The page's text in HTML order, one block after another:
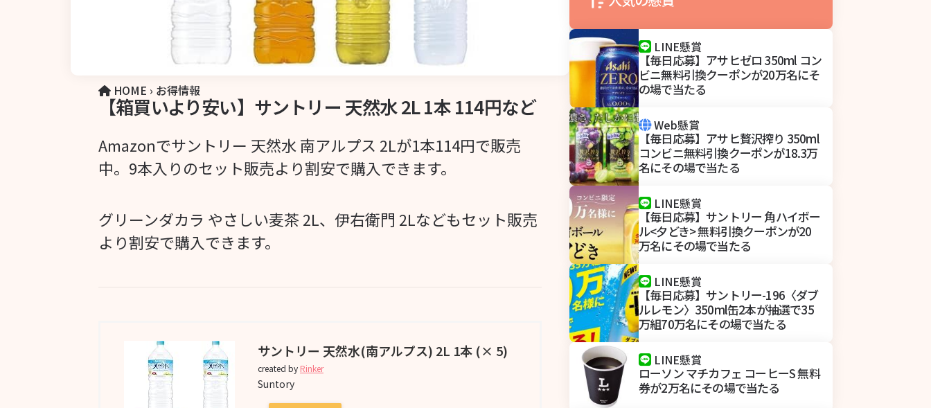
HOME › お得情報
【箱買いより安い】サントリー 天然水 2L 1本 114円など
Amazonでサントリー 天然水 南アルプス 2Lが1本114円で販売
中。9本入りのセット販売より割安で購入できます。
グリーンダカラ やさしい麦茶 2L、伊右衛門 2Lなどもセット販売
より割安で購入できます。
サントリー 天然水(南アルプス) 2L 1本 (× 5)
created by Rinker
Suntory
LINE懸賞
【毎日応募】アサヒゼロ 350ml コン
ビニ無料引換クーポンが20万名にそ
の場で当たる
Web懸賞
【毎日応募】アサヒ贅沢搾り 350ml
コンビニ無料引換クーポンが18.3万
名にその場で当たる
LINE懸賞
【毎日応募】サントリー 角ハイボー
ル<夕どき> 無料引換クーポンが20
万名にその場で当たる
LINE懸賞
【毎日応募】サントリー-196〈ダブ
ルレモン〉350ml缶2本が抽選で35
万組70万名にその場で当たる
LINE懸賞
ローソン マチカフェ コーヒーS 無料
券が2万名にその場で当たる